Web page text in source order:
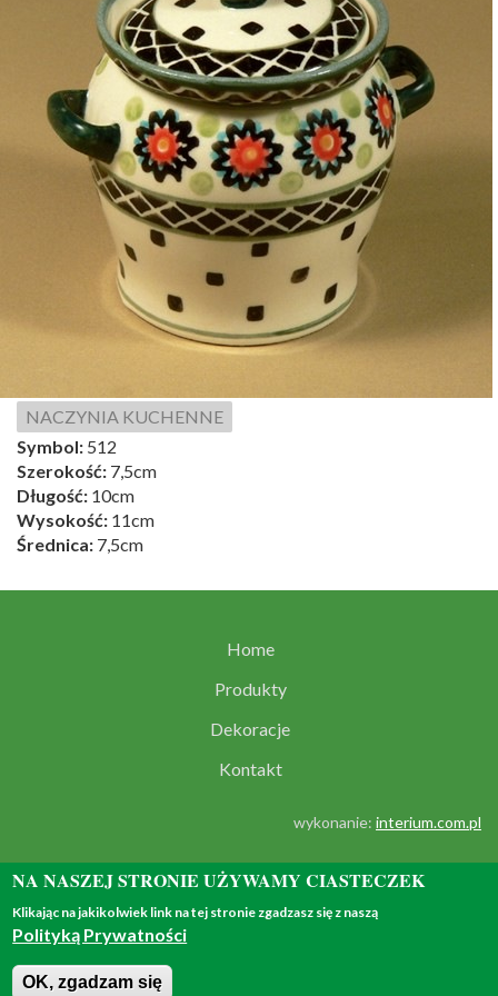
NACZYNIA KUCHENNE
Symbol: 512
Szerokość: 7,5cm
Długość: 10cm
Wysokość: 11cm
Średnica: 7,5cm
Home
Produkty
Dekoracje
Kontakt
wykonanie: interium.com.pl
© 2018 - all rights reserved
NA NASZEJ STRONIE UŻYWAMY CIASTECZEK
Klikając na jakikolwiek link na tej stronie zgadzasz się z naszą
Polityką Prywatności
OK, zgadzam się